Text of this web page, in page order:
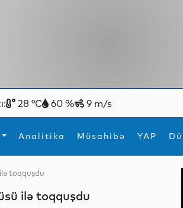
28 °C 60 % 9 m/s
Analitika Müsahibə YAP
Yeni texnologiyalar
toqquşdu
ilə toqquşdu